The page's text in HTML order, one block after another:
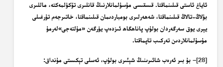
ئاياغ ئاستى قىلىنماقتا. قىسقىسى مۇسۇلمانلارنىڭ قانلىرى تۆكۈلمەكتە، ماللىرى
بۇلاڭ-تالاڭ قىلىنماقتا، شەھەرلىرى بومباردىمان قىلىنماقتا، خاتىرجەم تۇرغىلى
يېرى يوق سەرگەردان بولۇپ پاناھگاھ ئىزدەپ يۈرگەن «مۇلتەجى»لەرمۇ
مۇسۇلمانلاردىن تەركىب تاپماقتا.
[28]– بۇ بىر ئەرەب شائىرىنىڭ شېئىرى بولۇپ، ئەسلى تېكىستى مۇنداق: